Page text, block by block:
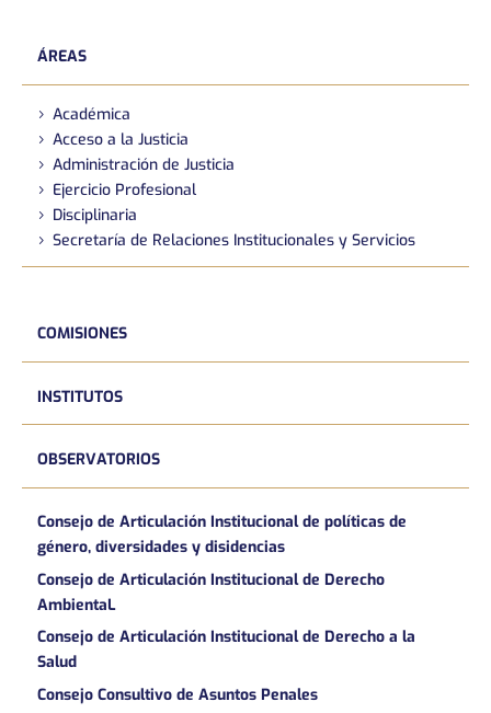
ÁREAS
Académica
Acceso a la Justicia
Administración de Justicia
Ejercicio Profesional
Disciplinaria
Secretaría de Relaciones Institucionales y Servicios
COMISIONES
INSTITUTOS
OBSERVATORIOS
Consejo de Articulación Institucional de políticas de
género, diversidades y disidencias
Consejo de Articulación Institucional de Derecho
AmbientaL
Consejo de Articulación Institucional de Derecho a la
Salud
Consejo Consultivo de Asuntos Penales